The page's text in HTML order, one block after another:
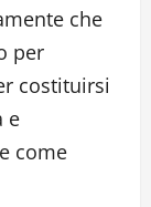
che
per
costituirsi
e
come